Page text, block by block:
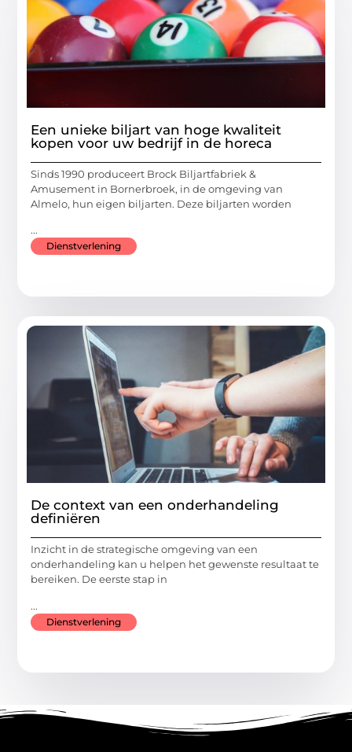
Een unieke biljart van hoge kwaliteit
kopen voor uw bedrijf in de horeca
Sinds 1990 produceert Brock Biljartfabriek &
Amusement in Bornerbroek, in de omgeving van
Almelo, hun eigen biljarten. Deze biljarten worden
...
Dienstverlening
De context van een onderhandeling
definiëren
Inzicht in de strategische omgeving van een
onderhandeling kan u helpen het gewenste resultaat te
bereiken. De eerste stap in
...
Dienstverlening